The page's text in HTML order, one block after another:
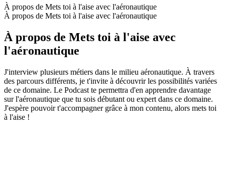
À propos de Mets toi à l'aise avec l'aéronautique
À propos de Mets toi à l'aise avec l'aéronautique
À propos de Mets toi à l'aise avec
l'aéronautique
J'interview plusieurs métiers dans le milieu aéronautique. À travers
des parcours différents, je t'invite à découvrir les possibilités variées
de ce domaine. Le Podcast te permettra d'en apprendre davantage
sur l'aéronautique que tu sois débutant ou expert dans ce domaine.
J'espère pouvoir t'accompagner grâce à mon contenu, alors mets toi
à l'aise !